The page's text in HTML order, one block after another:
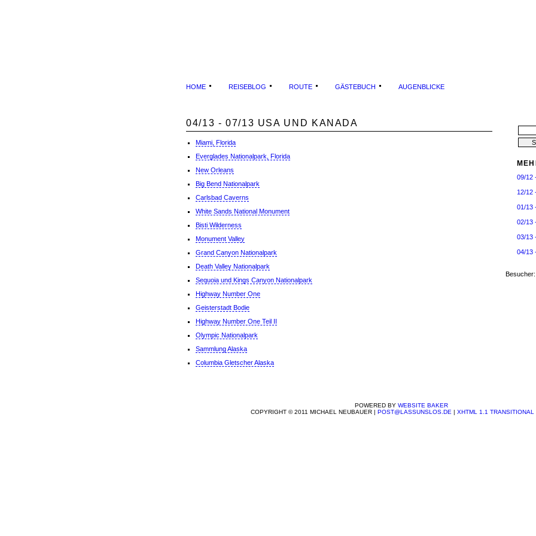
HOME REISEBLOG ROUTE GÄSTEBUCH AUGENBLICKE
09/12
12/12
01/13
02/13
03/13
04/13
04/13 - 07/13 USA UND KANADA
Miami, Florida
Everglades Nationalpark, Florida
New Orleans
Big Bend Nationalpark
Carlsbad Caverns
White Sands National Monument
Bisti Wilderness
Monument Valley
Grand Canyon Nationalpark
Death Valley Nationalpark
Sequoia und Kings Canyon Nationalpark
Highway Number One
Geisterstadt Bodie
Highway Number One Teil II
Olympic Nationalpark
Sammlung Alaska
Columbia Gletscher Alaska
POWERED BY WEBSITE BAKER
COPYRIGHT © 2011 MICHAEL NEUBAUER | POST@LASSUNSLOS.DE | XHTML 1.1 TRANSITIONAL